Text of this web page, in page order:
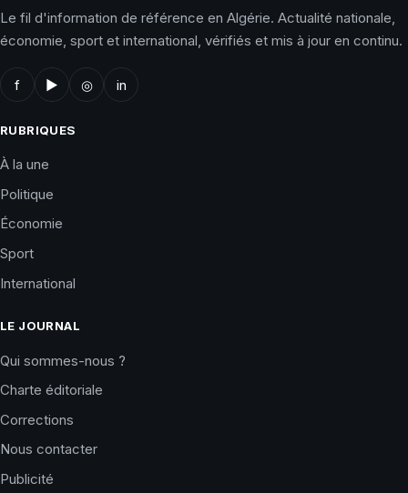
Le fil d'information de référence en Algérie. Actualité nationale,
économie, sport et international, vérifiés et mis à jour en continu.
f ▶ ◎ in
RUBRIQUES
À la une
Politique
Économie
Sport
International
LE JOURNAL
Qui sommes-nous ?
Charte éditoriale
Corrections
Nous contacter
Publicité